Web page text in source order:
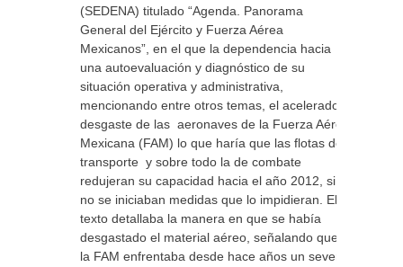
(SEDENA) titulado “Agenda. Panorama
General del Ejército y Fuerza Aérea
Mexicanos”, en el que la dependencia hacia
una autoevaluación y diagnóstico de su
situación operativa y administrativa,
mencionando entre otros temas, el acelerado
desgaste de las aeronaves de la Fuerza Aérea
Mexicana (FAM) lo que haría que las flotas de
transporte y sobre todo la de combate
redujeran su capacidad hacia el año 2012, si
no se iniciaban medidas que lo impidieran. El
texto detallaba la manera en que se había
desgastado el material aéreo, señalando que
la FAM enfrentaba desde hace años un severo